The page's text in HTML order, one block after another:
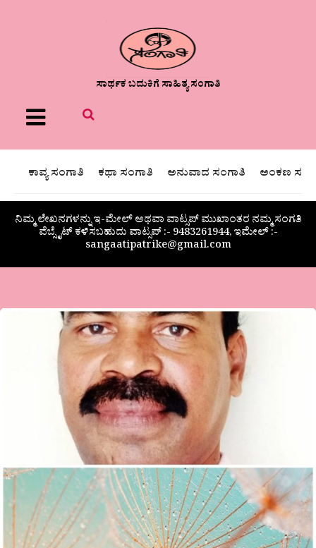
ಸಾರ್ಥಕ ಬದುಕಿಗೆ ಸಾಹಿತ್ಯ ಸಂಗಾತಿ
Menu
ಕಾವ್ಯ ಸಂಗಾತಿ ಕಥಾ ಸಂಗಾತಿ ಅನುವಾದ ಸಂಗಾತಿ ಅಂಕಣ
ನಿಮ್ಮ ಲೇಖನಗಳನ್ನು ಇ-ಮೇಲ್ ಅಥವಾ ವಾಟ್ಸಪ್ ಮುಖಾಂತರ ನಮ್ಮ ಸಂಗತಿ
ವೆಬ್ಸೈಟ್ ಕಳಿಸಬಹುದು ವಾಟ್ಸಪ್‌ :- 9483261944, ಇಮೇಲ್ :-
sangaatipatrike@gmail.com